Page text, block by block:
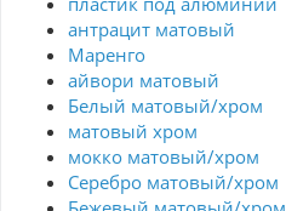
антрацит матовый
Маренго
айвори матовый
Белый матовый/хром
матовый хром
мокко матовый/хром
Серебро матовый/хром